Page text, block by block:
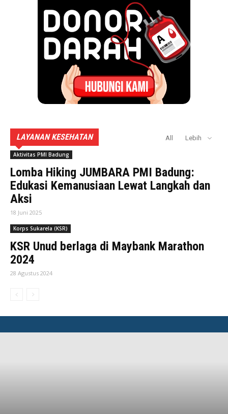
LAYANAN KESEHATAN All Lebih
Aktivitas PMI Badung
Lomba Hiking JUMBARA PMI Badung:
Edukasi Kemanusiaan Lewat Langkah dan
Aksi
18 Juni 2025
Korps Sukarela (KSR)
KSR Unud berlaga di Maybank Marathon
2024
28 Agustus 2024